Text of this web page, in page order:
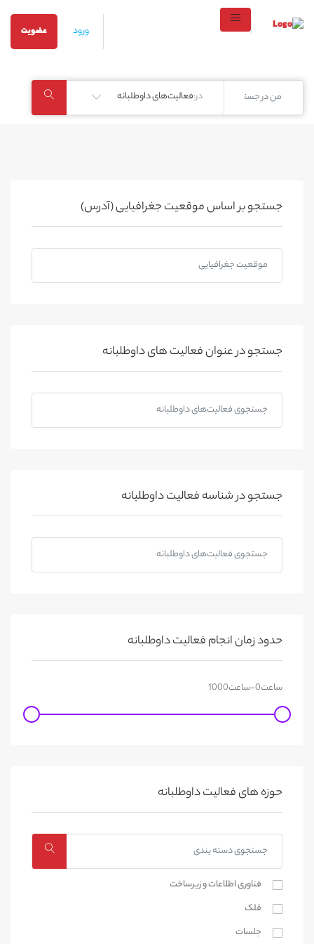
ورود عضویت
در:فعالیت‌های داوطلبانه
جستجو بر اساس موقعیت جغرافیایی (آدرس)
جستجو در عنوان فعالیت های داوطلبانه
جستجو در شناسه فعالیت داوطلبانه
حدود زمان انجام فعالیت داوطلبانه
حوزه های فعالیت داوطلبانه
فناوری اطلاعات و زیرساخت
قلک
جلسات